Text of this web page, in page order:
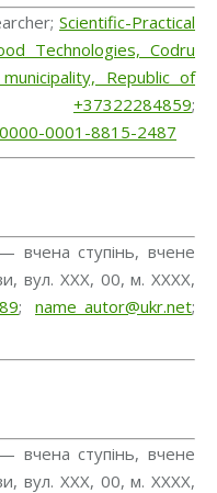
Scientific-Practical
Technologies, Codru
Republic of
+37322284859;
0001-8815-2487
— вчена ступінь, вчене
вул. ХХХ, 00, м. ХХХХ,
; name_autor@ukr.net;
— вчена ступінь, вчене
вул. ХХХ, 00, м. ХХХХ,